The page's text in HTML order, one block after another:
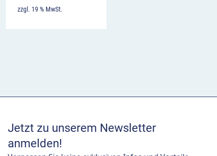
zzgl. 19 % MwSt.
Jetzt zu unserem Newsletter
anmelden!